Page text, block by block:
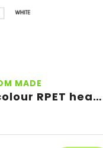
MADE
Full colour RPET headband